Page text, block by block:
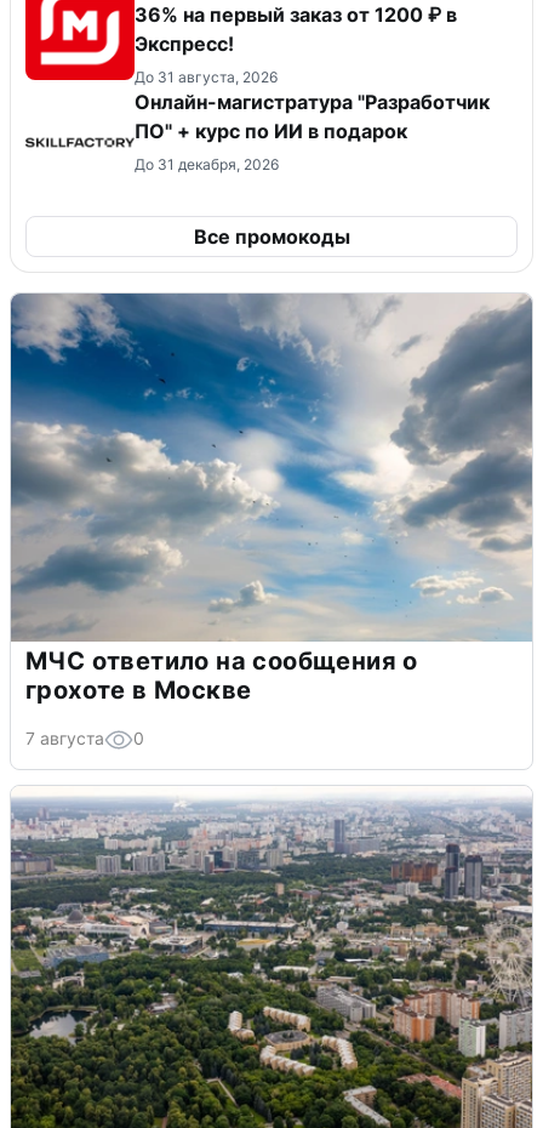
36% на первый заказ от 1200 ₽ в
Экспресс!
До 31 августа, 2026
Онлайн-магистратура "Разработчик
ПО" + курс по ИИ в подарок
До 31 декабря, 2026
Все промокоды
МЧС ответило на сообщения о
грохоте в Москве
7 августа 0